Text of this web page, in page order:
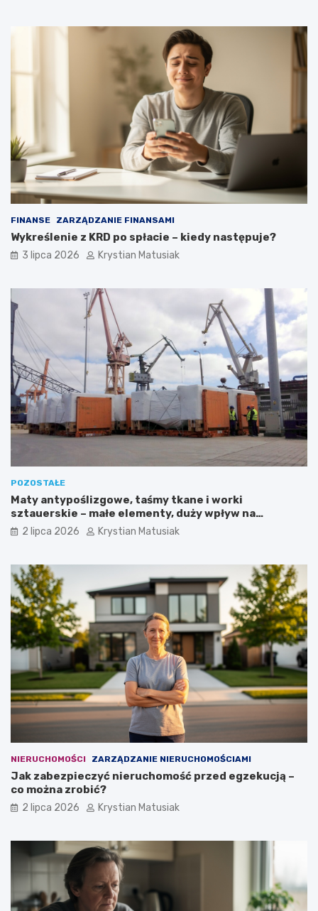
FINANSE ZARZĄDZANIE FINANSAMI
Wykreślenie z KRD po spłacie – kiedy następuje?
3 lipca 2026 Krystian Matusiak
POZOSTAŁE
Maty antypoślizgowe, taśmy tkane i worki
sztauerskie – małe elementy, duży wpływ na
bezpieczeństwo ładunku
2 lipca 2026 Krystian Matusiak
NIERUCHOMOŚCI ZARZĄDZANIE NIERUCHOMOŚCIAMI
Jak zabezpieczyć nieruchomość przed egzekucją –
co można zrobić?
2 lipca 2026 Krystian Matusiak